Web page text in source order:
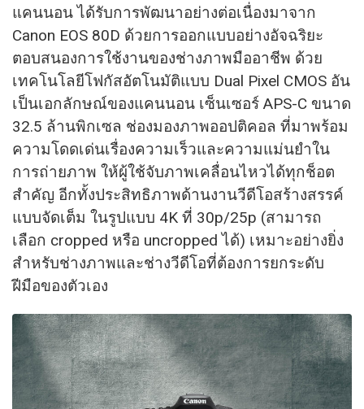
แคนนอน ได้รับการพัฒนาอย่างต่อเนื่องมาจาก
Canon EOS 80D ด้วยการออกแบบอย่างอัจฉริยะ
ตอบสนองการใช้งานของช่างภาพมืออาชีพ ด้วย
เทคโนโลยีโฟกัสอัตโนมัติแบบ Dual Pixel CMOS อัน
เป็นเอกลักษณ์ของแคนนอน เซ็นเซอร์ APS-C ขนาด
32.5 ล้านพิกเซล ช่องมองภาพออปติคอล ที่มาพร้อม
ความโดดเด่นเรื่องความเร็วและความแม่นยำใน
การถ่ายภาพ ให้ผู้ใช้จับภาพเคลื่อนไหวได้ทุกช็อต
สำคัญ อีกทั้งประสิทธิภาพด้านงานวีดีโอสร้างสรรค์
แบบจัดเต็ม ในรูปแบบ 4K ที่ 30p/25p (สามารถ
เลือก cropped หรือ uncropped ได้) เหมาะอย่างยิ่ง
สำหรับช่างภาพและช่างวีดีโอที่ต้องการยกระดับ
ฝีมือของตัวเอง